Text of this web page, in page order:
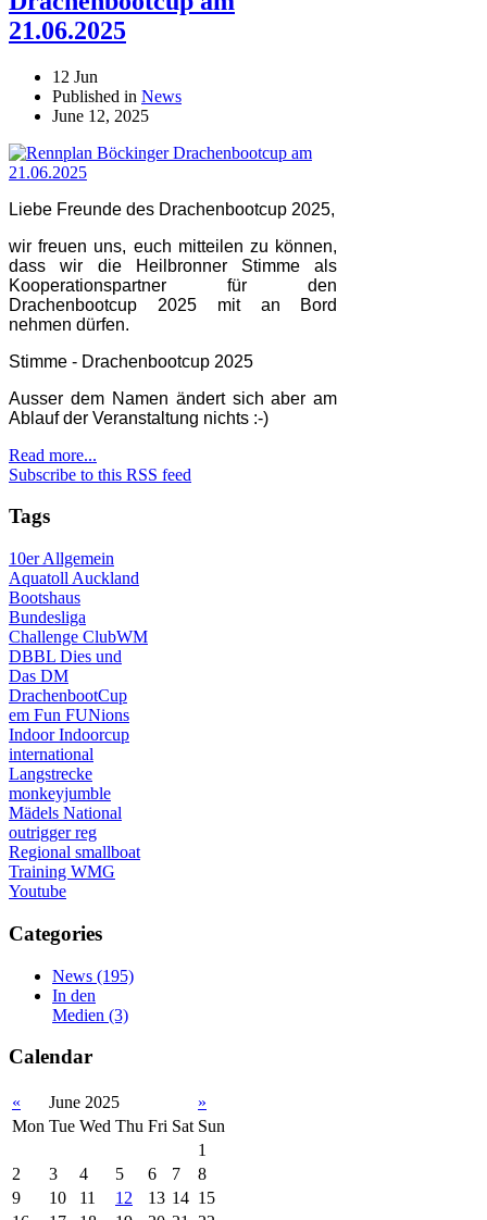
21.06.2025
12 Jun
Published in News
June 12, 2025
Liebe Freunde des Drachenbootcup 2025,
wir freuen uns, euch mitteilen zu können,
dass wir die Heilbronner Stimme als
Kooperationspartner für den
Drachenbootcup 2025 mit an Bord
nehmen dürfen.
Stimme - Drachenbootcup 2025
Ausser dem Namen ändert sich aber am
Ablauf der Veranstaltung nichts :-)
Read more...
Subscribe to this RSS feed
Tags
10erAllgemein
Aquatoll Auckland
Bootshaus
Bundesliga
Challenge ClubWM
DBBL Dies und
Das DM
DrachenbootCup
em Fun FUNions
IndoorIndoorcup
international
Langstrecke
monkeyjumble
Mädels National
outriggerreg
Regional smallboat
Training WMG
Youtube
Categories
News (195)
In den
Medien (3)
Calendar
« June 2025
»
Mon Tue Wed Thu Fri Sat Sun
1
2
3 4 5 6 7
8
9
10 11 12 13 14 15